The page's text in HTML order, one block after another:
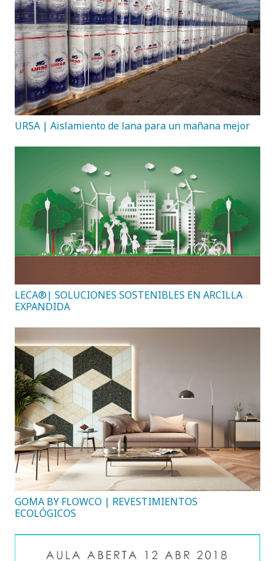
URSA | Aislamiento de lana para un mañana mejor
LECA®| SOLUCIONES SOSTENIBLES EN ARCILLA
EXPANDIDA
GOMA BY FLOWCO | REVESTIMIENTOS
ECOLÓGICOS